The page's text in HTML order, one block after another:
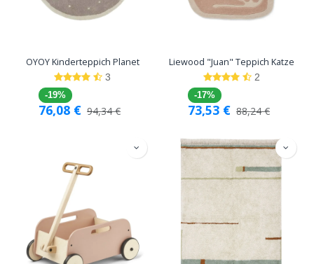
OYOY Kinderteppich Planet
3
-19%
76,08 € 94,34€
Liewood "Juan" Teppich Katze
2
-17%
73,53 € 88,24€